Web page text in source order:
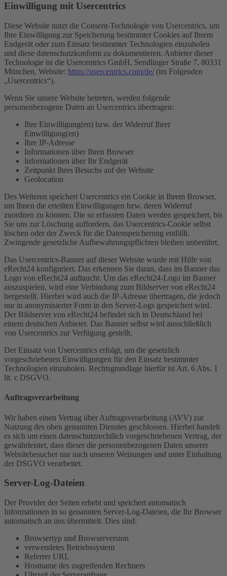
Einwilligung mit Usercentrics
Diese Website nutzt die Consent-Technologie von Usercentrics, um
Ihre Einwilligung zur Speicherung bestimmter Cookies auf Ihrem
Endgerät oder zum Einsatz bestimmter Technologien einzuholen
und diese datenschutzkonform zu dokumentieren. Anbieter dieser
Technologie ist die Usercentrics GmbH, Sendlinger Straße 7, 80331
München, Website: https://usercentrics.com/de/ (im Folgenden
„Usercentrics“).
Wenn Sie unsere Website betreten, werden folgende
personenbezogene Daten an Usercentrics übertragen:
Ihre Einwilligung(en) bzw. der Widerruf Ihrer
Einwilligung(en)
Ihre IP-Adresse
Informationen über Ihren Browser
Informationen über Ihr Endgerät
Zeitpunkt Ihres Besuchs auf der Website
Geolocation
Des Weiteren speichert Usercentrics ein Cookie in Ihrem Browser,
um Ihnen die erteilten Einwilligungen bzw. deren Widerruf
zuordnen zu können. Die so erfassten Daten werden gespeichert, bis
Sie uns zur Löschung auffordern, das Usercentrics-Cookie selbst
löschen oder der Zweck für die Datenspeicherung entfällt.
Zwingende gesetzliche Aufbewahrungspflichten bleiben unberührt.
Das Usercentrics-Banner auf dieser Website wurde mit Hilfe von
eRecht24 konfiguriert. Das erkennen Sie daran, dass im Banner das
Logo von eRecht24 auftaucht. Um das eRecht24-Logo im Banner
auszuspielen, wird eine Verbindung zum Bildserver von eRecht24
hergestellt. Hierbei wird auch die IP-Adresse übertragen, die jedoch
nur in anonymisierter Form in den Server-Logs gespeichert wird.
Der Bildserver von eRecht24 befindet sich in Deutschland bei
einem deutschen Anbieter. Das Banner selbst wird ausschließlich
von Usercentrics zur Verfügung gestellt.
Der Einsatz von Usercentrics erfolgt, um die gesetzlich
vorgeschriebenen Einwilligungen für den Einsatz bestimmter
Technologien einzuholen. Rechtsgrundlage hierfür ist Art. 6 Abs. 1
lit. c DSGVO.
Auftragsverarbeitung
Wir haben einen Vertrag über Auftragsverarbeitung (AVV) zur
Nutzung des oben genannten Dienstes geschlossen. Hierbei handelt
es sich um einen datenschutzrechtlich vorgeschriebenen Vertrag, der
gewährleistet, dass dieser die personenbezogenen Daten unserer
Websitebesucher nur nach unseren Weisungen und unter Einhaltung
der DSGVO verarbeitet.
Server-Log-Dateien
Der Provider der Seiten erhebt und speichert automatisch
Informationen in so genannten Server-Log-Dateien, die Ihr Browser
automatisch an uns übermittelt. Dies sind:
Browsertyp und Browserversion
verwendetes Betriebssystem
Referrer URL
Hostname des zugreifenden Rechners